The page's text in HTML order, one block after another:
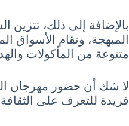
بالإضافة إلى ذلك، تتزين
المبهجة، وتقام الأسواق
متنوعة من المأكولات
لا شك أن حضور مهرجان
فريدة للتعرف على